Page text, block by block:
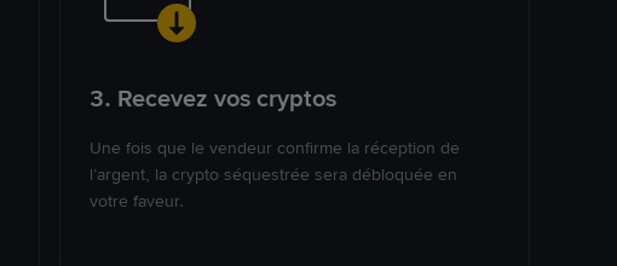
3. Recevez vos cryptos
Une fois que le vendeur confirme la réception de
l’argent, la crypto séquestrée sera débloquée en
votre faveur.